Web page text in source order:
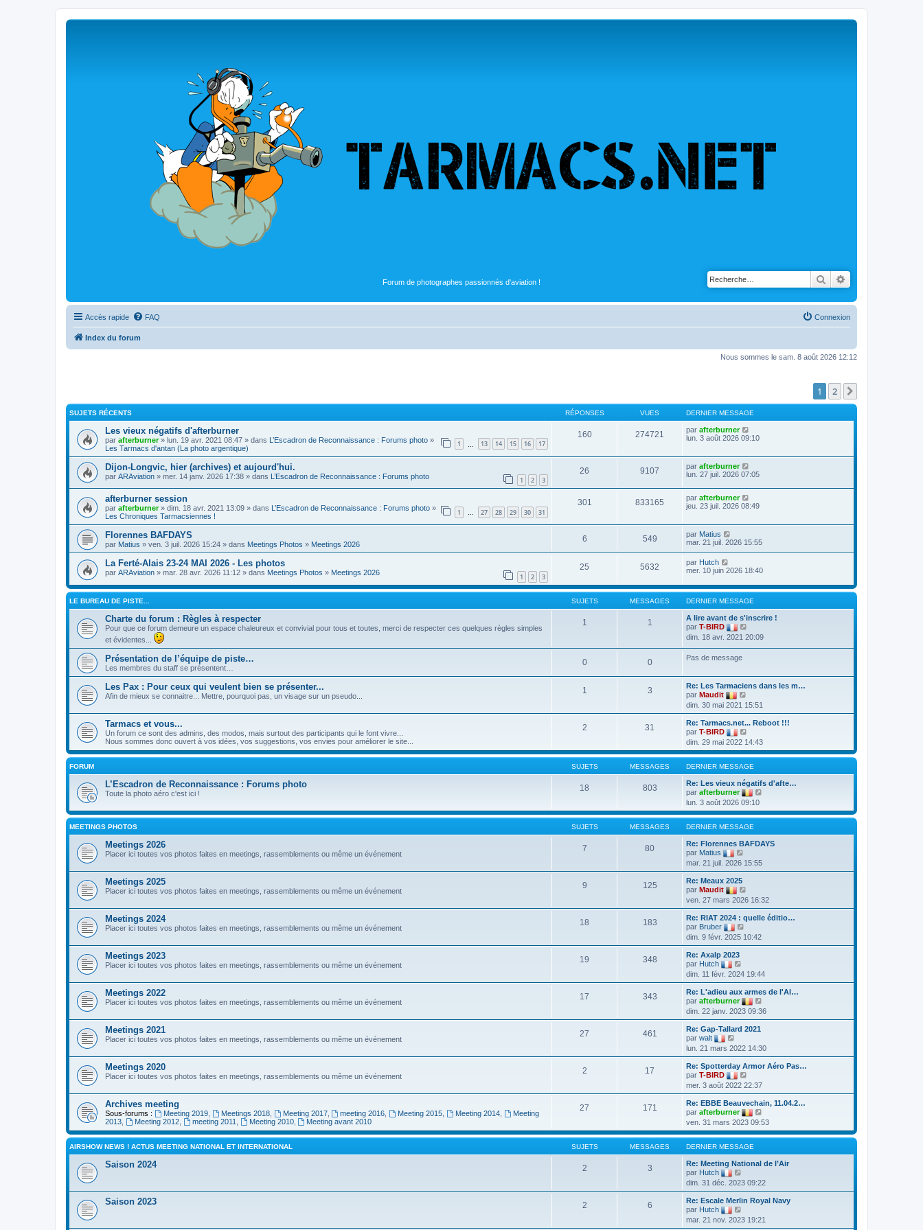
Forum de photographes passionnés d'aviation ! Rechercher
Accès rapide FAQ Connexion
Index du forum
Nous sommes le sam. 8 août 2026 12:12
1 2
SUJETS RÉCENTS RÉPONSES VUES DERNIER MESSAGE
Les vieux négatifs d'afterburner
1 13 14 15 16 17
par afterburner» lun. 19 avr. 2021 08:47 » dans L’Escadron de Reconnaissance : Forums photo »
Les Tarmacs d'antan (La photo argentique)
160 274721 par afterburner
lun. 3 août 2026 09:10
Dijon-Longvic, hier (archives) et aujourd'hui.
1 2 3
par ARAviation » mer. 14 janv. 2026 17:38 » dans L’Escadron de Reconnaissance : Forums photo
26 9107 par afterburner
lun. 27 juil. 2026 07:05
afterburner session
1 … 27 28 29 30 31
par afterburner» dim. 18 avr. 2021 13:09 » dans L’Escadron de Reconnaissance : Forums photo »
Les Chroniques Tarmacsiennes !
301 833165 par afterburner
jeu. 23 juil. 2026 08:49
Florennes BAFDAYS
par Matius » ven. 3 juil. 2026 15:24 » dans Meetings Photos » Meetings 2026
6 549 par Matius
mar. 21 juil. 2026 15:55
La Ferté-Alais 23-24 MAI 2026 - Les photos
1 2 3
par ARAviation » mar. 28 avr. 2026 11:12 » dans Meetings Photos » Meetings 2026
25 5632 par Hutch
mer. 10 juin 2026 18:40
LE BUREAU DE PISTE... SUJETS MESSAGES DERNIER MESSAGE
Charte du forum : Règles à respecter
Pour que ce forum demeure un espace chaleureux et convivial pour tous et toutes, merci de respecter ces quelques règles simples
et évidentes...
1 1
A lire avant de s'inscrire !
par T-BIRD
o
i
r
d
e
i
e
r
e
s
s
a
g
e
dim. 18 avr. 2021 20:09
Présentation de l’équipe de piste…
Les membres du staff se présentent…
0 0 Pas de message
Les Pax : Pour ceux qui veulent bien se présenter...
Afin de mieux se connaitre... Mettre, pourquoi pas, un visage sur un pseudo...
1 3
Re: Les Tarmaciens dans les m…
par Maudit
o
i
l
d
e
r
n
i
e
r
m
e
s
s
a
g
dim. 30 mai 2021 15:51
Tarmacs et vous...
Un forum ce sont des admins, des modos, mais surtout des participants qui le font vivre...
Nous sommes donc ouvert à vos idées, vos suggestions, vos envies pour améliorer le site...
2 31
Re: Tarmacs.net... Reboot !!!
par T-BIRD
o
i
r
l
d
e
r
n
i
r
m
e
s
a
dim. 29 mai 2022 14:43
FORUM SUJETS MESSAGES DERNIER MESSAGE
L’Escadron de Reconnaissance : Forums photo
Toute la photo aéro c'est ici !
18 803
Re: Les vieux négatifs d'afte…
par afterburner
r
d
e
i
m
e
s
s
e
lun. 3 août 2026 09:10
MEETINGS PHOTOS SUJETS MESSAGES DERNIER MESSAGE
Meetings 2026
Placer ici toutes vos photos faites en meetings, rassemblements ou même un événement
7 80
Re: Florennes BAFDAYS
par Matius
o
i
e
d
e
r
i
e
s
s
a
g
e
mar. 21 juil. 2026 15:55
Meetings 2025
Placer ici toutes vos photos faites en meetings, rassemblements ou même un événement
9 125
Re: Meaux 2025
par Maudit
o
i
l
d
e
i
e
m
e
s
s
a
e
ven. 27 mars 2026 16:32
Meetings 2024
Placer ici toutes vos photos faites en meetings, rassemblements ou même un événement
18 183
Re: RIAT 2024 : quelle éditio…
par Bruber
o
i
d
e
r
n
i
e
r
m
s
s
a
g
e
dim. 9 févr. 2025 10:42
Meetings 2023
Placer ici toutes vos photos faites en meetings, rassemblements ou même un événement
19 348
Re: Axalp 2023
par Hutch
o
i
l
e
d
e
r
i
e
r
m
e
s
s
a
g
e
dim. 11 févr. 2024 19:44
Meetings 2022
Placer ici toutes vos photos faites en meetings, rassemblements ou même un événement
17 343
Re: L'adieu aux armes de l'Al…
par afterburner
o
i
d
e
r
r
m
s
s
a
e
dim. 22 janv. 2023 09:36
Meetings 2021
Placer ici toutes vos photos faites en meetings, rassemblements ou même un événement
27 461
Re: Gap-Tallard 2021
par walt
o
i
l
e
d
e
r
n
i
e
r
m
s
s
a
g
e
lun. 21 mars 2022 14:30
Meetings 2020
Placer ici toutes vos photos faites en meetings, rassemblements ou même un événement
2 17
Re: Spotterday Armor Aéro Pas…
par T-BIRD
o
i
l
e
d
e
r
n
i
e
m
e
s
s
g
mer. 3 août 2022 22:37
Archives meeting
Sous-forums : Meeting 2019, Meetings 2018, Meeting 2017, meeting 2016 Meeting 2015 Meeting 2014
Meeting
2013
Meeting 2012, meeting 2011 Meeting 2010, Meeting avant 2010
27 171
Re: EBBE Beauvechain, 11.04.2…
par afterburner
o
i
r
d
e
n
i
e
m
e
ven. 31 mars 2023 09:53
AIRSHOW NEWS ! ACTUS MEETING NATIONAL ET INTERNATIONAL SUJETS MESSAGES DERNIER MESSAGE
Saison 2024 2 3
Re: Meeting National de l’Air
par Hutch
o
i
r
l
d
dim. 31 déc. 2023 09:22
Saison 2023 2 6
Re: Escale Merlin Royal Navy
par Hutch
o
i
mar. 21 nov. 2023 19:21